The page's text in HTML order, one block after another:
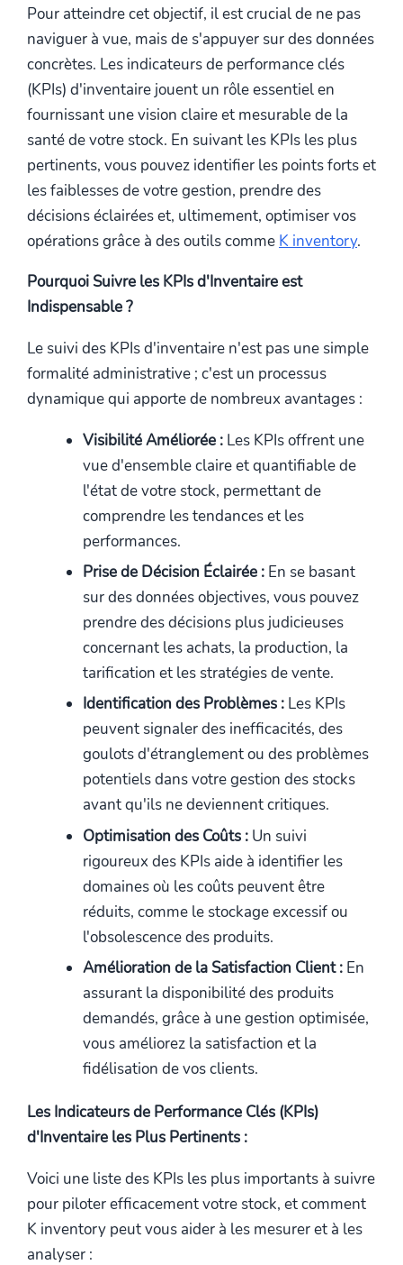
Pour atteindre cet objectif, il est crucial de ne pas
naviguer à vue, mais de s'appuyer sur des données
concrètes. Les indicateurs de performance clés
(KPIs) d'inventaire jouent un rôle essentiel en
fournissant une vision claire et mesurable de la
santé de votre stock. En suivant les KPIs les plus
pertinents, vous pouvez identifier les points forts et
les faiblesses de votre gestion, prendre des
décisions éclairées et, ultimement, optimiser vos
opérations grâce à des outils comme K inventory.
Pourquoi Suivre les KPIs d'Inventaire est
Indispensable ?
Le suivi des KPIs d'inventaire n'est pas une simple
formalité administrative ; c'est un processus
dynamique qui apporte de nombreux avantages :
Visibilité Améliorée : Les KPIs offrent une
vue d'ensemble claire et quantifiable de
l'état de votre stock, permettant de
comprendre les tendances et les
performances.
Prise de Décision Éclairée : En se basant
sur des données objectives, vous pouvez
prendre des décisions plus judicieuses
concernant les achats, la production, la
tarification et les stratégies de vente.
Identification des Problèmes : Les KPIs
peuvent signaler des inefficacités, des
goulots d'étranglement ou des problèmes
potentiels dans votre gestion des stocks
avant qu'ils ne deviennent critiques.
Optimisation des Coûts : Un suivi
rigoureux des KPIs aide à identifier les
domaines où les coûts peuvent être
réduits, comme le stockage excessif ou
l'obsolescence des produits.
Amélioration de la Satisfaction Client : En
assurant la disponibilité des produits
demandés, grâce à une gestion optimisée,
vous améliorez la satisfaction et la
fidélisation de vos clients.
Les Indicateurs de Performance Clés (KPIs)
d'Inventaire les Plus Pertinents :
Voici une liste des KPIs les plus importants à suivre
pour piloter efficacement votre stock, et comment
K inventory peut vous aider à les mesurer et à les
analyser :